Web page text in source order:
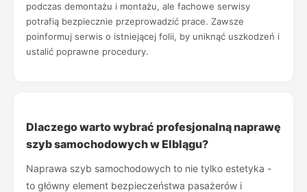
podczas demontażu i montażu, ale fachowe serwisy
potrafią bezpiecznie przeprowadzić prace. Zawsze
poinformuj serwis o istniejącej folii, by uniknąć uszkodzeń i
ustalić poprawne procedury.
Dlaczego warto wybrać profesjonalną naprawę
szyb samochodowych w Elblągu?
Naprawa szyb samochodowych to nie tylko estetyka -
to główny element bezpieczeństwa pasażerów i